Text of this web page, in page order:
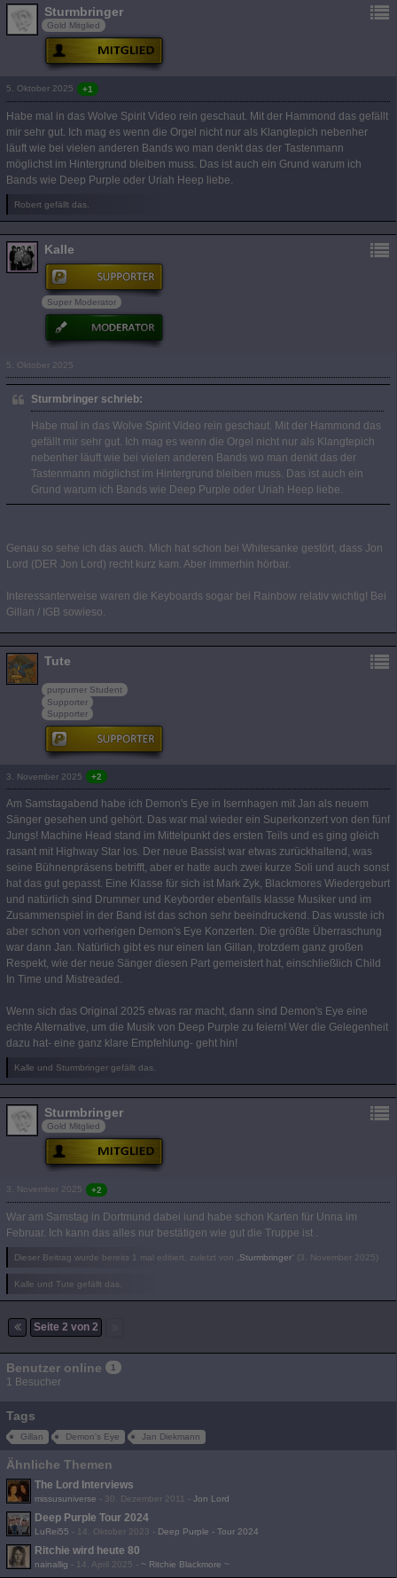
Sturmbringer
Gold Mitglied
5. Oktober 2025 +1
Habe mal in das Wolve Spirit Video rein geschaut. Mit der Hammond das gefällt
mir sehr gut. Ich mag es wenn die Orgel nicht nur als Klangtepich nebenher
läuft wie bei vielen anderen Bands wo man denkt das der Tastenmann
möglichst im Hintergrund bleiben muss. Das ist auch ein Grund warum ich
Bands wie Deep Purple oder Uriah Heep liebe.
Robert gefällt das.
Kalle
Super Moderator
5. Oktober 2025
Sturmbringer schrieb:
Habe mal in das Wolve Spirit Video rein geschaut. Mit der Hammond das
gefällt mir sehr gut. Ich mag es wenn die Orgel nicht nur als Klangtepich
nebenher läuft wie bei vielen anderen Bands wo man denkt das der
Tastenmann möglichst im Hintergrund bleiben muss. Das ist auch ein
Grund warum ich Bands wie Deep Purple oder Uriah Heep liebe.
Genau so sehe ich das auch. Mich hat schon bei Whitesanke gestört, dass Jon
Lord (DER Jon Lord) recht kurz kam. Aber immerhin hörbar.
Interessanterweise waren die Keyboards sogar bei Rainbow relativ wichtig! Bei
Gillan / IGB sowieso.
Tute
purpurner Student
Supporter
Supporter
3. November 2025 +2
Am Samstagabend habe ich Demon's Eye in Isernhagen mit Jan als neuem
Sänger gesehen und gehört. Das war mal wieder ein Superkonzert von den fünf
Jungs! Machine Head stand im Mittelpunkt des ersten Teils und es ging gleich
rasant mit Highway Star los. Der neue Bassist war etwas zurückhaltend, was
seine Bühnenpräsens betrifft, aber er hatte auch zwei kurze Soli und auch sonst
hat das gut gepasst. Eine Klasse für sich ist Mark Zyk, Blackmores Wiedergeburt
und natürlich sind Drummer und Keyborder ebenfalls klasse Musiker und im
Zusammenspiel in der Band ist das schon sehr beeindruckend. Das wusste ich
aber schon von vorherigen Demon's Eye Konzerten. Die größte Überraschung
war dann Jan. Natürlich gibt es nur einen Ian Gillan, trotzdem ganz großen
Respekt, wie der neue Sänger diesen Part gemeistert hat, einschließlich Child
In Time und Mistreaded.
Wenn sich das Original 2025 etwas rar macht, dann sind Demon's Eye eine
echte Alternative, um die Musik von Deep Purple zu feiern! Wer die Gelegenheit
dazu hat- eine ganz klare Empfehlung- geht hin!
Kalle und Sturmbringer gefällt das.
Sturmbringer
Gold Mitglied
3. November 2025 +2
War am Samstag in Dortmund dabei iund habe schon Karten für Unna im
Februar. Ich kann das alles nur bestätigen wie gut die Truppe ist .
Dieser Beitrag wurde bereits 1 mal editiert, zuletzt von „ Sturmbringer“ ( 3. November 2025)
Kalle und Tute gefällt das.
Seite 2 von 2
Benutzer online 1
1 Besucher
Tags
Gillan Demon's Eye Jan Diekmann
Ähnliche Themen
The Lord Interviews
missusuniverse - 30. Dezember 2011 - Jon Lord
Deep Purple Tour 2024
LuRei55 - 14. Oktober 2023 - Deep Purple - Tour 2024
Ritchie wird heute 80
nainallig - 14. April 2025 - ~ Ritchie Blackmore ~